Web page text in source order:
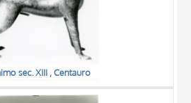
sec. XIII , Centauro